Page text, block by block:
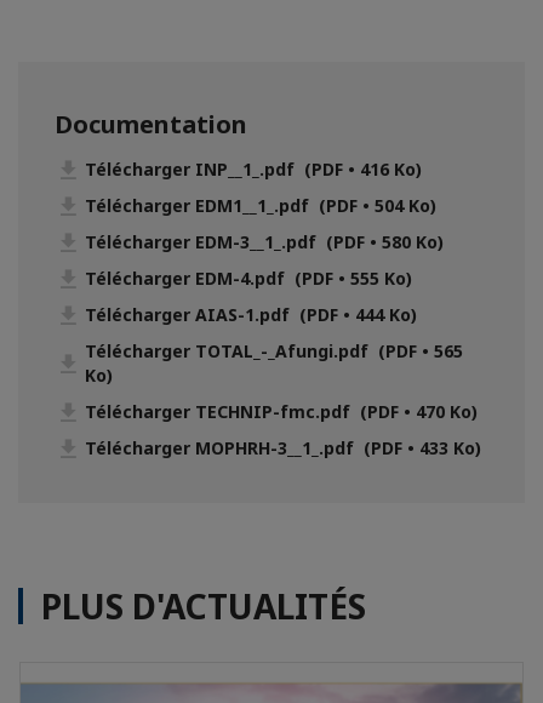
Documentation
Télécharger INP__1_.pdf (PDF • 416 Ko)
Télécharger EDM1__1_.pdf (PDF • 504 Ko)
Télécharger EDM-3__1_.pdf (PDF • 580 Ko)
Télécharger EDM-4.pdf (PDF • 555 Ko)
Télécharger AIAS-1.pdf (PDF • 444 Ko)
Télécharger TOTAL_-_Afungi.pdf (PDF • 565
Ko)
Télécharger TECHNIP-fmc.pdf (PDF • 470 Ko)
Télécharger MOPHRH-3__1_.pdf (PDF • 433 Ko)
PLUS D'ACTUALITÉS